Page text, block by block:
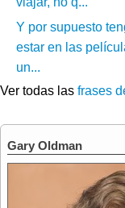
Y por supuesto
estar en las
un...
Ver todas las frases
Gary Oldman